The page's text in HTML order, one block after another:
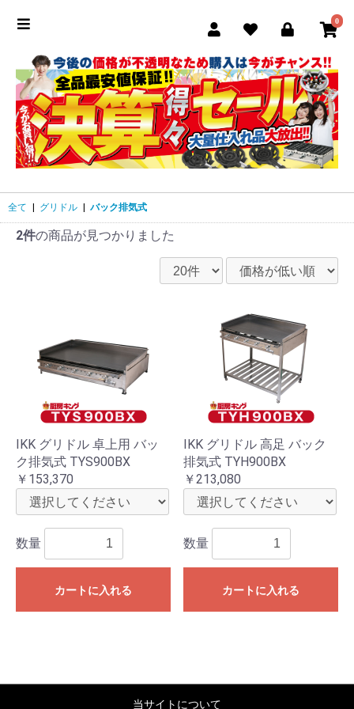
0
全て グリドル バック排気式
2件の商品が見つかりました
IKK グリドル 卓上用 バッ
ク排気式 TYS900BX
￥153,370
数量
カートに入れる
IKK グリドル 高足 バック
排気式 TYH900BX
￥213,080
数量
カートに入れる
当サイトについて